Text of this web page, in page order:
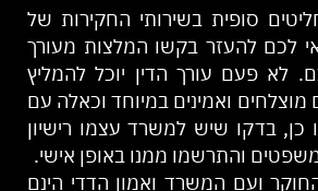
סופית בשירותי החקירות של
לכם להעזר בקשו המלצות מעורך
לא פעם עורך הדין יוכל להמליץ
ואמינים במיוחד וכאלה עם
כן, בדקו שיש למשרד עצמו רישיון
והתרשמו ממנו באופן אישי.
ועם המשרד ואמון הדדי הינם